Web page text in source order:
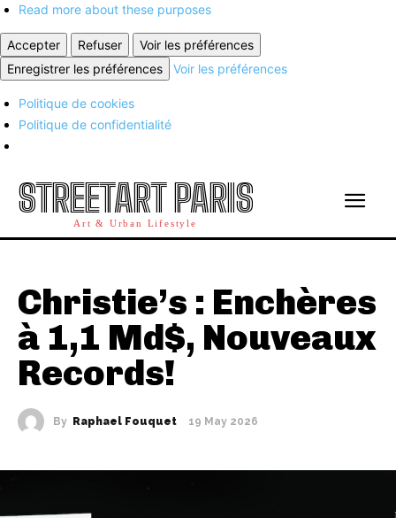
Read more about these purposes
Accepter Refuser
Voir les préférences
Enregistrer les préférences
Voir les préférences
Politique de cookies
Politique de confidentialité
STREETART PARIS
Art & Urban Lifestyle
Christie’s : Enchères
à 1,1 Md$, Nouveaux
Records!
By Raphael Fouquet 19 May 2026